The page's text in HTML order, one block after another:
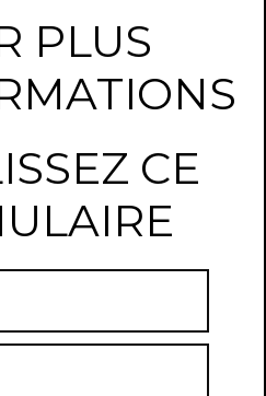
PLUS
CE